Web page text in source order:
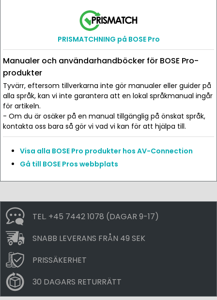
PRISMATCHNING på BOSE Pro
Manualer och användarhandböcker för BOSE Pro-
produkter
Tyvärr, eftersom tillverkarna inte gör manualer eller guider på
alla språk, kan vi inte garantera att en lokal språkmanual ingår
för artikeln.
- Om du är osäker på en manual tillgänglig på önskat språk,
kontakta oss bara så gör vi vad vi kan för att hjälpa till.
Visa alla BOSE Pro produkter hos AV-Connection
Gå till BOSE Pros webbplats
TEL. +45 7442 1078 (DAGAR 9-17)
SNABB LEVERANS FRÅN 49 SEK
PRISSÄKERHET
30 DAGARS RETURRÄTT